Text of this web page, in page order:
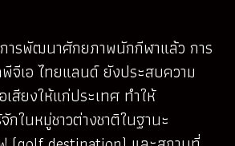
ารพัฒนาศักยภาพนักกีฬาแล้ว การ
จีเอ ไทยแลนด์ ยังประสบความ
เสียงให้แก่ประเทศ ทำให้
กในหมู่ชาวต่างชาติในฐานะ